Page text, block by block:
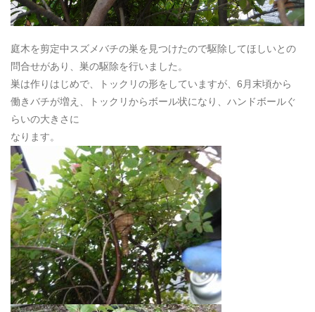
庭木を剪定中スズメバチの巣を見つけたので駆除してほしいとの
問合せがあり、巣の駆除を行いました。
巣は作りはじめで、トックリの形をしていますが、6月末頃から
働きバチが増え、トックリからボール状になり、ハンドボールぐ
らいの大きさに
なります。